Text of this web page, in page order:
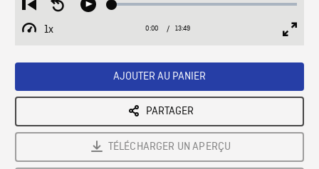
Restart
from
beginning
Seek
Play Loaded:
1x
Playback
Current
0:00 / Duration
13:49
AJOUTER AU PANIER
PARTAGER
TÉLÉCHARGER UN APERÇU